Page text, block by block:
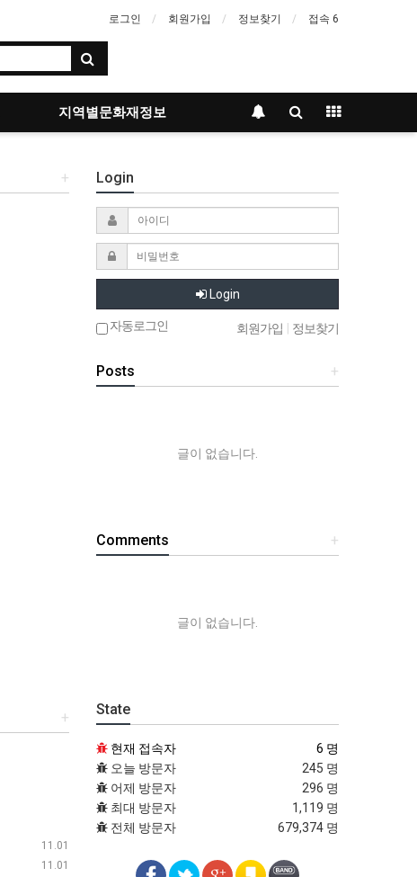
로그인 회원가입 정보찾기 접속 6
지역별문화재정보
+
+
11.01
11.01
Login
Login
자동로그인 회원가입 정보찾기
+
Posts
글이 없습니다.
+
Comments
글이 없습니다.
State
현재 접속자
6 명
오늘 방문자
245 명
어제 방문자
296 명
최대 방문자
1,119 명
전체 방문자
679,374 명